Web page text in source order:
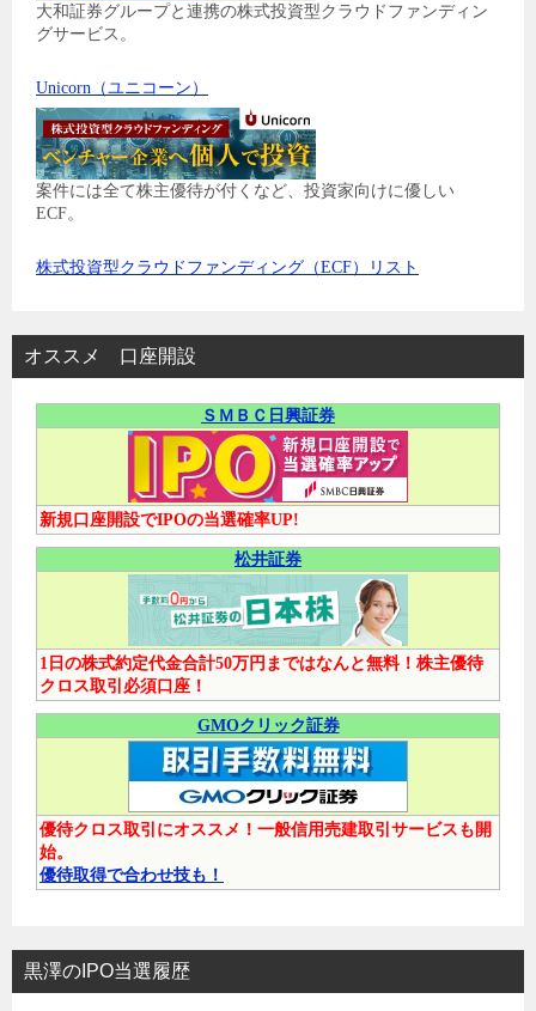
大和証券グループと連携の株式投資型クラウドファンディン
グサービス。
Unicorn（ユニコーン）
案件には全て株主優待が付くなど、投資家向けに優しい
ECF。
株式投資型クラウドファンディング（ECF）リスト
オススメ 口座開設
ＳＭＢＣ日興証券
新規口座開設でIPOの当選確率UP!
松井証券
1日の株式約定代金合計50万円まではなんと無料！株主優待
クロス取引必須口座！
GMOクリック証券
優待クロス取引にオススメ！一般信用売建取引サービスも開
始。
優待取得で合わせ技も！
黒澤のIPO当選履歴